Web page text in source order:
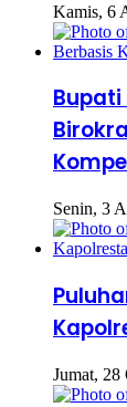
Kamis, 6
Bupati
Senin, 3
Jumat,